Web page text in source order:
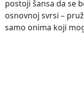
postoji šansa da se
osnovnoj svrsi –
samo onima koji